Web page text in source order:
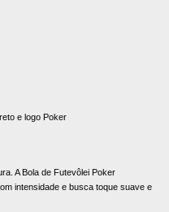
e logo Poker
A Bola de Futevôlei Poker
intensidade e busca toque suave e